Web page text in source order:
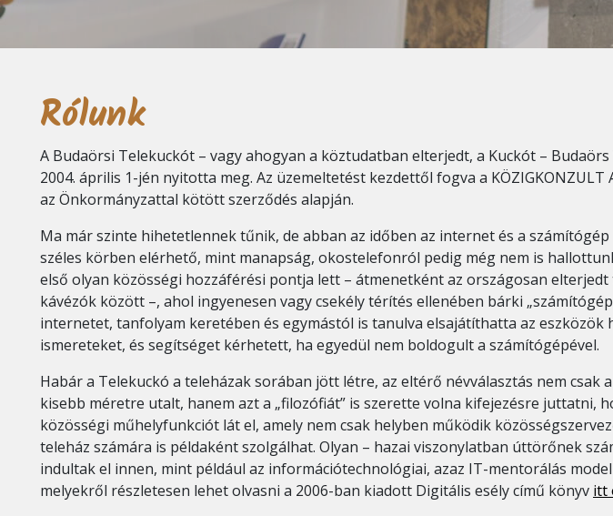
Rólunk
A Budaörsi Telekuckót – vagy ahogyan a köztudatban elterjedt, a Kuckót –
2004. április 1-jén nyitotta meg. Az üzemeltetést kezdettől fogva a KÖZIGKONZULT
az Önkormányzattal kötött szerződés alapján.
Ma már szinte hihetetlennek tűnik, de abban az időben az internet és a
széles körben elérhető, mint manapság, okostelefonról pedig még nem is
első olyan közösségi hozzáférési pontja lett – átmenetként az országosan
kávézók között –, ahol ingyenesen vagy csekély térítés ellenében bárki
internetet, tanfolyam keretében és egymástól is tanulva elsajátíthatta az eszközök
ismereteket, és segítséget kérhetett, ha egyedül nem boldogult a számítógépével.
Habár a Telekuckó a teleházak sorában jött létre, az eltérő névválasztás nem csak
kisebb méretre utalt, hanem azt a „filozófiát” is szerette volna kifejezésre juttatni,
közösségi műhelyfunkciót lát el, amely nem csak helyben működik
teleház számára is példaként szolgálhat. Olyan – hazai viszonylatban úttörőnek
indultak el innen, mint például az információtechnológiai, azaz IT-mentorálás
melyekről részletesen lehet olvasni a 2006-ban kiadott Digitális esély című könyv itt